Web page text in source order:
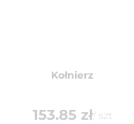
Kołnierz
153.85 zł/ szt